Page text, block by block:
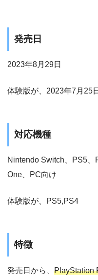
発売日
2023年8月29日
体験版が、2023年7月25日
対応機種
Nintendo Switch、PS5
One、PC向け
体験版が、PS5,PS4
特徴
発売日から、 PlayStation